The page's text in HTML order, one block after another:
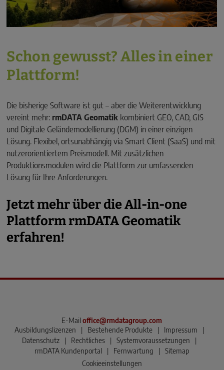
Schon gewusst? Alles in einer
Plattform!
Die bisherige Software ist gut – aber die Weiterentwicklung
vereint mehr: rmDATA Geomatik kombiniert GEO, CAD, GIS
und Digitale Geländemodellierung (DGM) in einer einzigen
Lösung. Flexibel, ortsunabhängig via Smart Client (SaaS) und mit
nutzerorientiertem Preismodell. Mit zusätzlichen
Produktionsmodulen wird die Plattform zur umfassenden
Lösung für Ihre Anforderungen.
Jetzt mehr über die All-in-one
Plattform rmDATA Geomatik
erfahren!
E-Mailoffice@rmdatagroup.com
Ausbildungslizenzen
| Bestehende Produkte | Impressum
|
Datenschutz
| Rechtliches | Systemvoraussetzungen
|
rmDATA Kundenportal
| Fernwartung |
Sitemap
Cookieeinstellungen